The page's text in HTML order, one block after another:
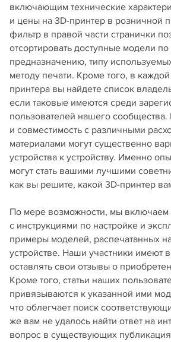
включающим технические
и цены на 3D-принтер в розничной
фильтр в правой части странички
отсортировать доступные модели
предназначению, типу
методу печати. Кроме того, в
принтера вы найдете список
если таковые имеются среди
пользователей нашего сообщества.
и совместимость с различными
материалами могут существенно
устройства к устройству. Именно
могут стать вашими лучшими
как вы решите, какой 3D-принтер
По мере возможности, мы
с инструкциями по настройке и
примеры моделей, распечатанных
устройстве. Наши участники имеют
оставлять свои отзывы о
Кроме того, статьи наших
привязываются к указанной ими
что облегчает поиск
же вам не удалось найти ответ на
вопрос в существующих